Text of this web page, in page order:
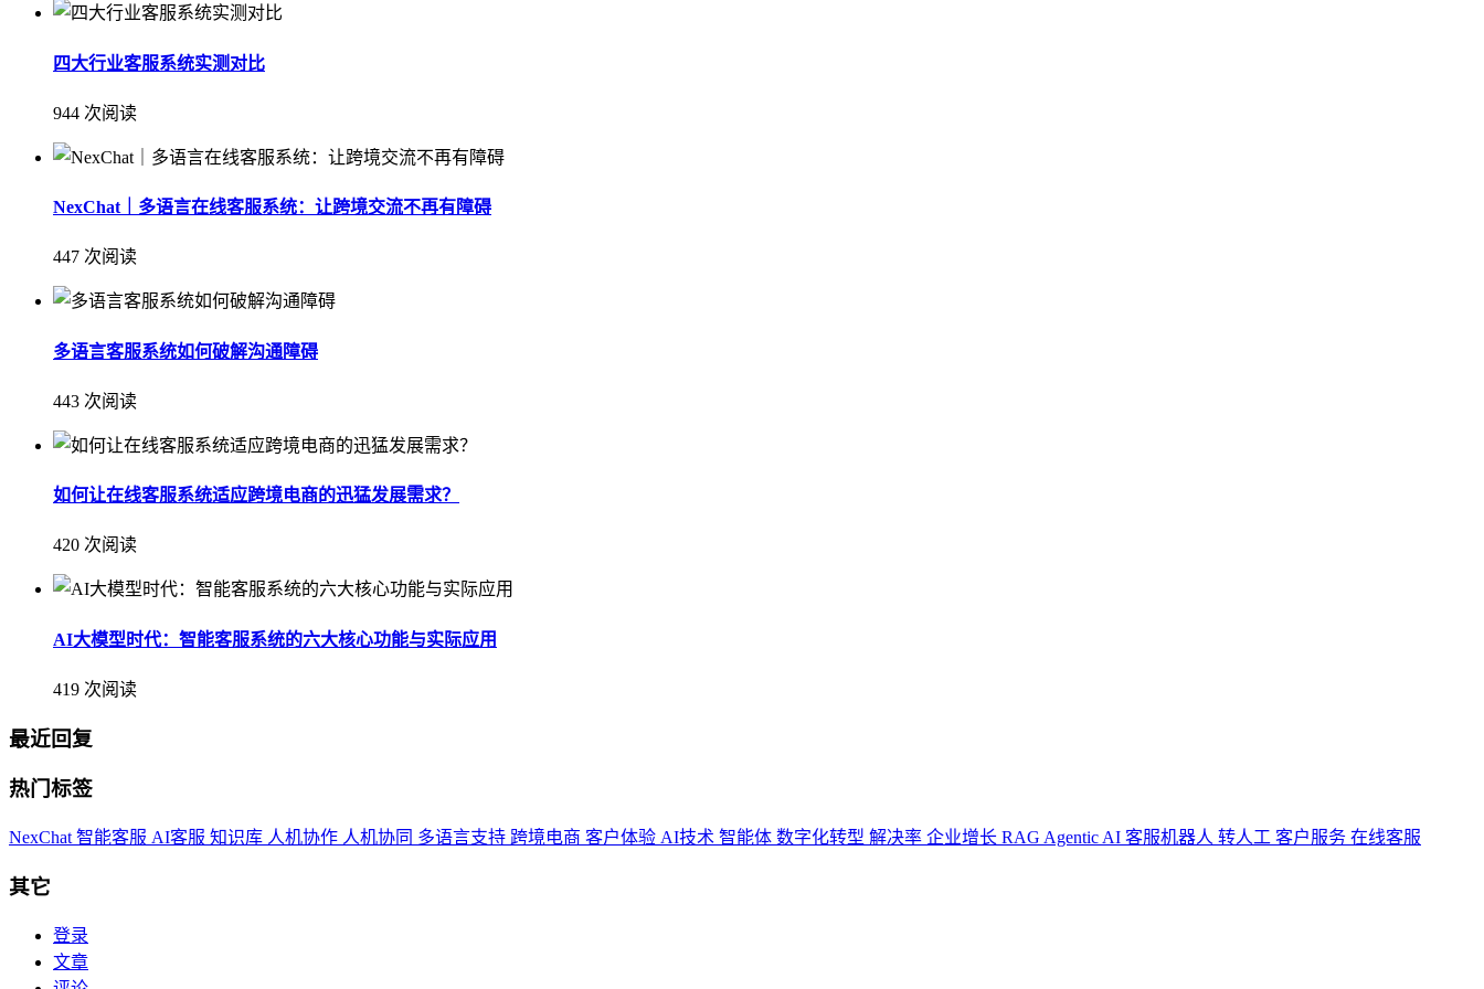
四大行业客服系统实测对比
944 次阅读
NexChat｜多语言在线客服系统：让跨境交流不再有障碍
447 次阅读
多语言客服系统如何破解沟通障碍
443 次阅读
如何让在线客服系统适应跨境电商的迅猛发展需求？
420 次阅读
AI大模型时代：智能客服系统的六大核心功能与实际应用
419 次阅读
最近回复
热门标签
NexChat 智能客服 AI客服 知识库 人机协作 人机协同 多语言支持 跨境电商 客户体验 AI技术 智能体 数字化转型 解决率 企业增长 RAG Agentic AI 客服机器人 转人工 客户服务 在线客服
其它
登录
文章